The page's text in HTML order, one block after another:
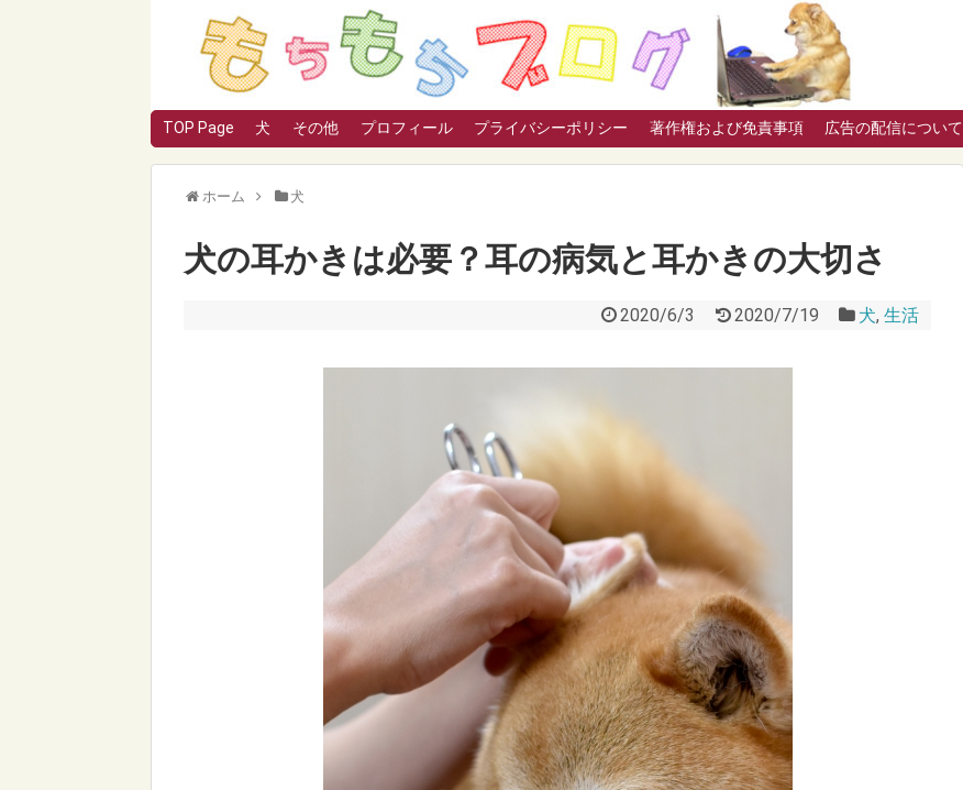
TOP Page 犬 その他 プロフィール プライバシーポリシー 著作権および免責事項 広告の配信について
ホーム 犬
犬の耳かきは必要？耳の病気と耳かきの大切さ
2020/6/3 2020/7/19 犬, 生活